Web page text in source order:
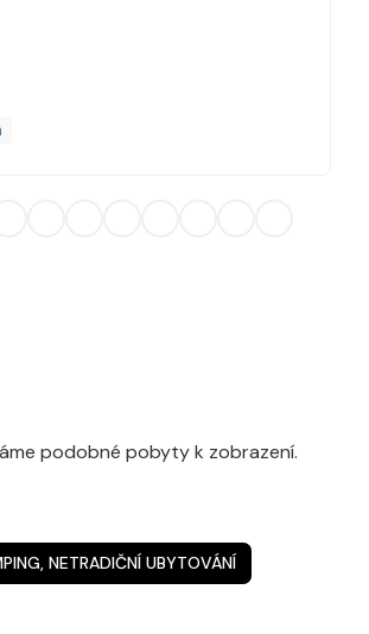
podobné pobyty k zobrazení.
NETRADIČNÍ UBYTOVÁNÍ